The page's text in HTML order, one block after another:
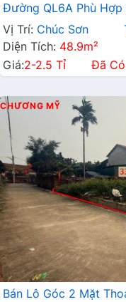
Đường QL6A Phù
Vị Trí: Chúc Sơn
Diện Tích: 48.9m²
Giá:2-2.5 Tỉ Đã
CHƯƠNG MỸ
Bán Lô Góc 2 Mặt